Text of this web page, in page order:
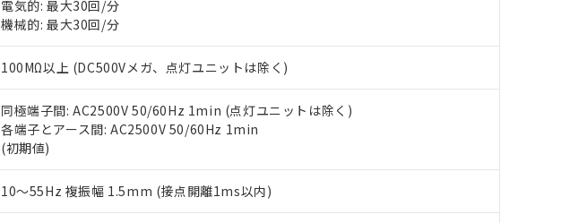
電気的: 最大30回/分
機械的: 最大30回/分
100MΩ以上 (DC500Vメガ、点灯ユニットは除く)
同極端子間: AC2500V 50/60Hz 1min (点灯ユニットは除く)
各端子とアース間: AC2500V 50/60Hz 1min
(初期値)
10～55Hz 複振幅 1.5mm (接点開離1ms以内)
EU RoHS指令（10物質）の非含有証明書
51物質の非含有証明書（当社基準）
※本証明書は発行日時点で非含有を証明するもので、過去に遡って非含有を証明するもので
また、RoHS指令のフタル酸エステル類４物質の対応では、対応完了までの期間は出荷製
混在することから備考欄に対応日を記載しておりました。
既に当社にて対応品への在庫切替を完了していることから、特段のことがない限り、2022
り割愛しております。